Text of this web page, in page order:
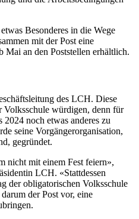
Besonderes in die Wege
mit der Post eine
Mai an den Poststellen erhältlich.
des LCH. Diese
Volksschule würdigen, denn für
noch etwas anderes zu
seine Vorgängerorganisation,
gegründet.
nicht mit einem Fest feiern»,
LCH. «Stattdessen
der obligatorischen Volksschule
der Post vor, eine